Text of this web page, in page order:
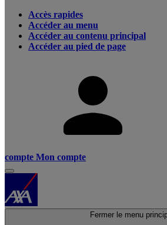
Accès rapides
Accéder au menu
Accéder au contenu principal
Accéder au pied de page
compte Mon compte
Fermer le menu